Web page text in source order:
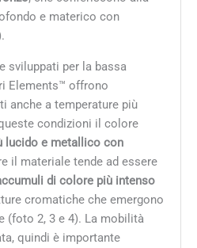
e materico con
sviluppati per la bassa
Elements™ offrono
anche a temperature più
condizioni il colore
lucido e metallico con
il materiale tende ad essere
di colore più intenso
cromatiche che emergono
(foto 2, 3 e 4). La mobilità
quindi è importante